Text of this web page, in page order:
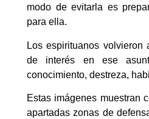
modo de evitarla es
para ella.
Los espirituanos
de interés en ese
conocimiento, destreza,
Estas imágenes muestran
apartadas zonas de